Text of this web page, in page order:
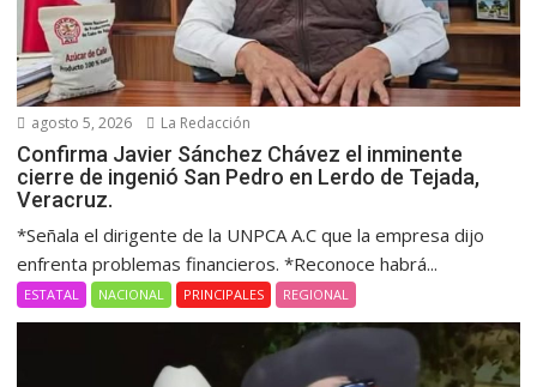
agosto 5, 2026 La Redacción
Confirma Javier Sánchez Chávez el inminente
cierre de ingenió San Pedro en Lerdo de Tejada,
Veracruz.
*Señala el dirigente de la UNPCA A.C que la empresa dijo
enfrenta problemas financieros. *Reconoce habrá...
ESTATAL NACIONAL PRINCIPALES REGIONAL